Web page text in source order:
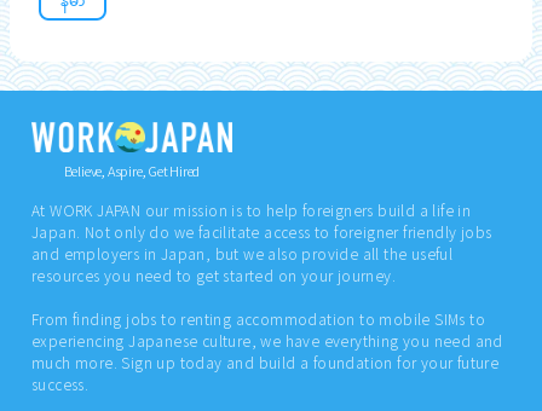
Believe, Aspire, Get Hired
At WORK JAPAN our mission is to help foreigners build a life in
Japan. Not only do we facilitate access to foreigner friendly jobs
and employers in Japan, but we also provide all the useful
resources you need to get started on your journey.
From finding jobs to renting accommodation to mobile SIMs to
experiencing Japanese culture, we have everything you need and
much more. Sign up today and build a foundation for your future
success.